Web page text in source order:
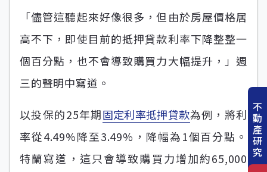
「儘管這聽起來好像很多，但由於房屋價格居
高不下，即使目前的抵押貸款利率下降整整一
個百分點，也不會導致購買力大幅提升，」週
三的聲明中寫道。
以投保的25年期固定利率抵押貸款為例，將利
率從4.49%降至3.49%，降幅為1個百分點。
特蘭寫道，這只會導致購買力增加約65,000
不
動
產
研
究